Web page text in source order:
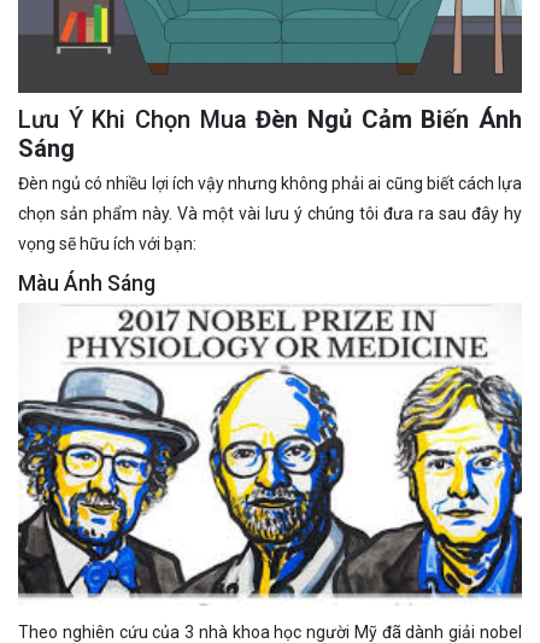
Lưu Ý Khi Chọn MuaĐèn Ngủ Cảm Biến Ánh
Sáng
Đèn ngủ có nhiều lợi ích vậy nhưng không phải ai cũng biết cách lựa
chọn sản phẩm này. Và một vài lưu ý chúng tôi đưa ra sau đây hy
vọng sẽ hữu ích với bạn:
Màu Ánh Sáng
Theo nghiên cứu của 3 nhà khoa học người Mỹ đã dành giải nobel